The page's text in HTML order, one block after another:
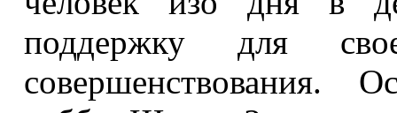
поддержку для
совершенствования.